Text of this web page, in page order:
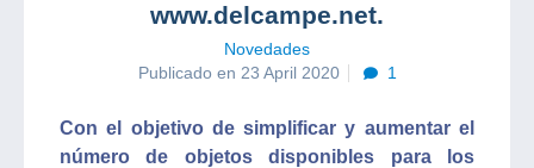
www.delcampe.net.
Novedades
Publicado en 23 April 2020
1
Con el objetivo de simplificar y aumentar el
número de objetos disponibles para los